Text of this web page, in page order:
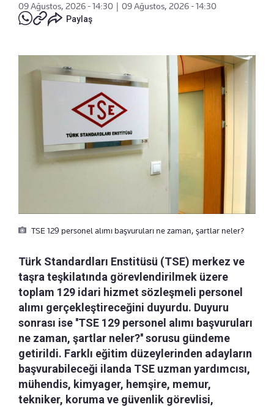
09 Ağustos, 2026 - 14:30
09 Ağustos, 2026 - 14:30
Paylaş
TSE 129 personel alımı başvuruları ne zaman, şartlar neler?
Türk Standardları Enstitüsü (TSE) merkez ve
taşra teşkilatında görevlendirilmek üzere
toplam 129 idari hizmet sözleşmeli personel
alımı gerçekleştireceğini duyurdu. Duyuru
sonrası ise ''TSE 129 personel alımı başvuruları
ne zaman, şartlar neler?'' sorusu gündeme
getirildi. Farklı eğitim düzeylerinden adayların
başvurabileceği ilanda TSE uzman yardımcısı,
mühendis, kimyager, hemşire, memur,
tekniker, koruma ve güvenlik görevlisi,